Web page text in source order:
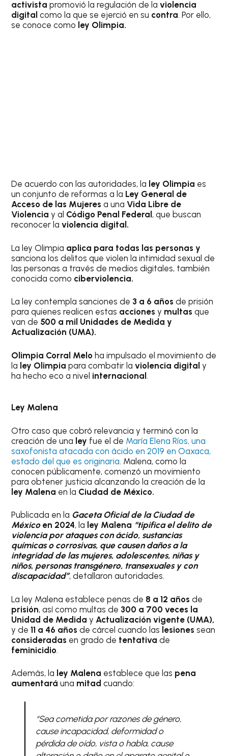
activistapromovió la regulación de laviolencia
digitalcomo la que se ejerció en su contra. Por ello,
se conoce como ley Olimpia.
De acuerdo con las autoridades, la ley Olimpia es
un conjunto de reformas a la Ley General de
Acceso de las Mujeresa unaVida Libre de
Violencia y al Código Penal Federal , que buscan
reconocer laviolencia digital.
La ley Olimpia aplica para todas las personas y
sanciona los delitos que violen la intimidad sexual de
las personas a través de medios digitales, también
conocida como ciberviolencia.
La ley contempla sanciones de 3 a 6 añosde prisión
para quienes realicen estas accionesy multasque
van de 500 a mil Unidades de Medida y
Actualización (UMA).
Olimpia Corral Melo ha impulsado el movimiento de
la ley Olimpia para combatir laviolencia digital y
ha hecho eco a nivel internacional.
Ley Malena
Otro caso que cobró relevancia y terminó con la
creación de una ley fue el de María Elena Ríos, una
saxofonista atacada con ácido en 2019 en Oaxaca,
estado del que es originaria. Malena, como la
conocen públicamente, comenzó un movimiento
para obtener justicia alcanzando la creación de la
ley Malena en la Ciudad de México.
Publicada en la Gaceta Oficial de la Ciudad de
Méxicoen 2024, la ley Malena “tipifica el delito de
violencia por ataques con ácido, sustancias
químicas o corrosivas, que causen daños a la
integridad de las mujeres, adolescentes, niñas y
niños, personas transgénero, transexuales y con
discapacidad”, detallaron autoridades.
La ley Malena establece penas de 8 a 12 añosde
prisión, así como multas de 300 a 700 veces la
Unidad de Medida y Actualización vigente (UMA),
y de 11 a 46 añosde cárcel cuando las lesionessean
consideradas en grado de tentativade
feminicidio.
Además, la ley Malena establece que las pena
aumentaráuna mitadcuando:
“Sea cometida por razones de género,
cause incapacidad, deformidad o
pérdida de oído, vista o habla, cause